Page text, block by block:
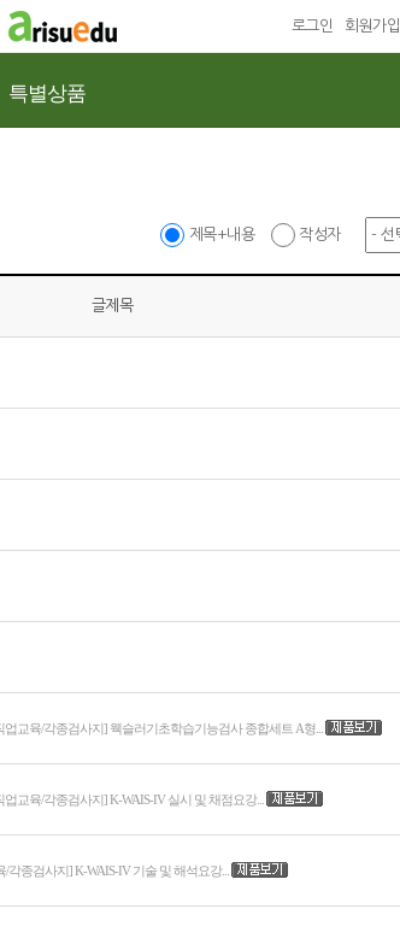
로그인 회원가입
특별상품
제목+내용 작성자
글제목
업교육/각종검사지] 웩슬러기초학습기능검사 종합세트 A형...
업교육/각종검사지] K-WAIS-IV 실시 및 채점요강...
각종검사지] K-WAIS-IV 기술 및 해석요강...